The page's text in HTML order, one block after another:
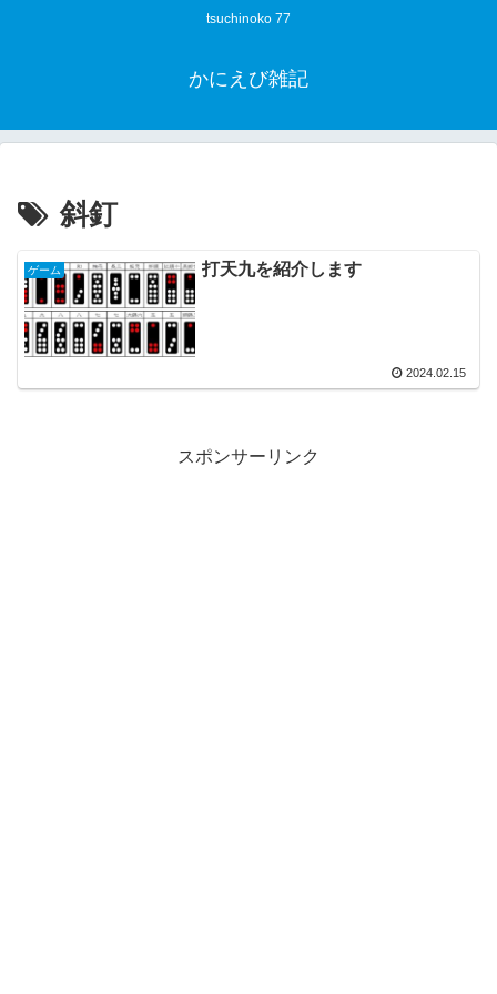
tsuchinoko 77
かにえび雑記
斜釘
ゲーム 打天九を紹介します
2024.02.15
スポンサーリンク